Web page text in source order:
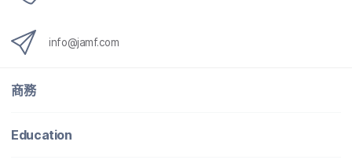
info@jamf.com
商務
Education